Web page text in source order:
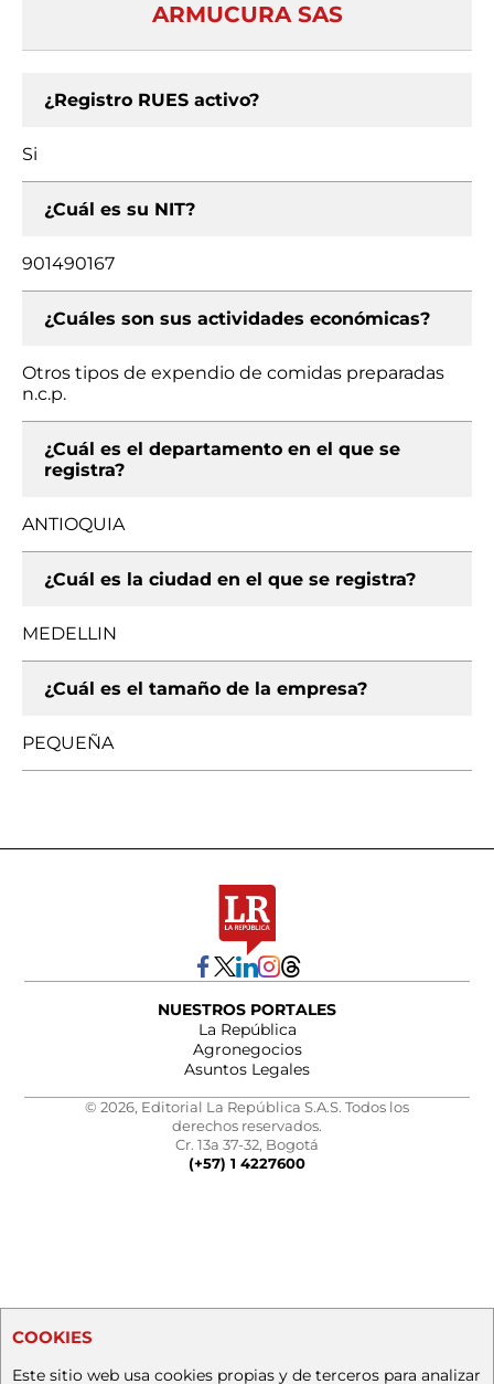
ARMUCURA SAS
¿Registro RUES activo?
Si
¿Cuál es su NIT?
901490167
¿Cuáles son sus actividades económicas?
Otros tipos de expendio de comidas preparadas
n.c.p.
¿Cuál es el departamento en el que se
registra?
ANTIOQUIA
¿Cuál es la ciudad en el que se registra?
MEDELLIN
¿Cuál es el tamaño de la empresa?
PEQUEÑA
NUESTROS PORTALES
La República
Agronegocios
Asuntos Legales
© 2026, Editorial La República S.A.S. Todos los
derechos reservados.
Cr. 13a 37-32, Bogotá
(+57) 1 4227600
COOKIES
Este sitio web usa cookies propias y de terceros para analizar